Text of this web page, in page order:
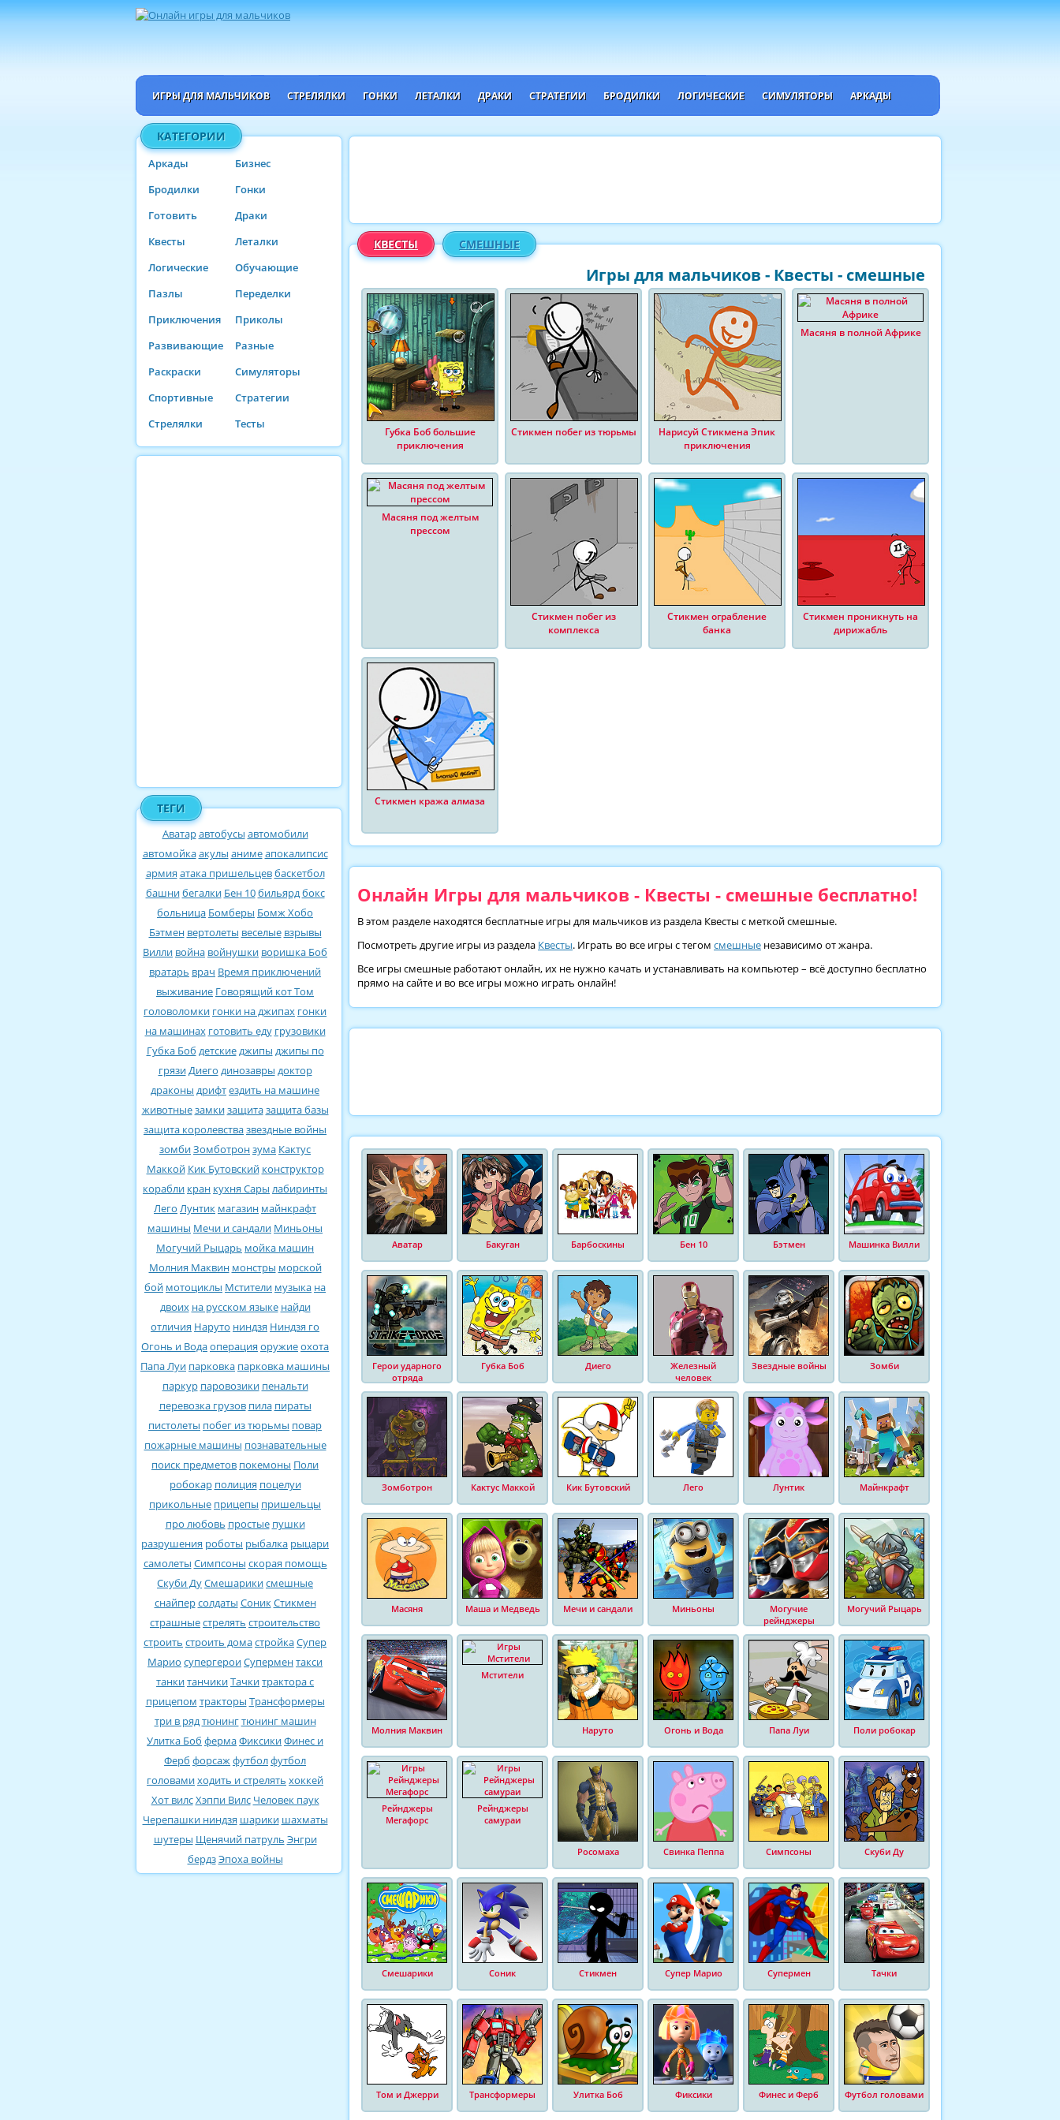
ИГРЫ ДЛЯ МАЛЬЧИКОВ СТРЕЛЯЛКИ ГОНКИ ЛЕТАЛКИ ДРАКИ СТРАТЕГИИ БРОДИЛКИ ЛОГИЧЕСКИЕ СИМУЛЯТОРЫ АРКАДЫ
КАТЕГОРИИ
Аркады
Бизнес
Бродилки
Гонки
Готовить
Драки
Квесты
Леталки
Логические
Обучающие
Пазлы
Переделки
Приключения
Приколы
Развивающие
Разные
Раскраски
Симуляторы
Спортивные
Стратегии
Стрелялки
Тесты
ТЕГИ
Аватаравтобусы автомобили
автомойкаакулы анимеапокалипсис
армия атака пришельцевбаскетбол
башнибегалки Бен 10бильярдбокс
больница Бомберы Бомж Хобо
Бэтмен вертолеты веселые взрывы
Вилли война войнушки воришка Боб
вратарь врач Время приключений
выживание Говорящий кот Том
головоломки гонки на джипах гонки
на машинах готовить еду грузовики
Губка Боб детскиеджипы джипы по
грязиДиего динозавры доктор
драконы дрифтездить на машине
животныезамкизащитазащита базы
защита королевствазвездные войны
зомбиЗомботронзума Кактус
Маккой Кик Бутовский конструктор
корабли кран кухня Сары лабиринты
Лего Лунтик магазин майнкрафт
машины Мечи и сандали Миньоны
Могучий Рыцарь мойка машин
Молния Маквин монстры морской
бой мотоциклы Мстители музыка на
двоих на русском языке найди
отличия Наруто ниндзя Ниндзя го
Огонь и Водаоперация оружиеохота
Папа Луи парковка парковка машины
паркур паровозики пенальти
перевозка грузов пила пираты
пистолеты побег из тюрьмы повар
пожарные машины познавательные
поиск предметов покемоны Поли
робокар полиция поцелуи
прикольные прицепы пришельцы
про любовь простые пушки
разрушения роботы рыбалка рыцари
самолеты Симпсоны скорая помощь
Скуби ДуСмешарикисмешные
снайперсолдаты СоникСтикмен
страшныестрелять строительство
строить строить домастройкаСупер
Марио супергероиСуперментакси
танкитанчикиТачкитрактора с
прицепом тракторы Трансформеры
три в рядтюнингтюнинг машин
Улитка Боб фермаФиксикиФинес и
Ферб форсажфутболфутбол
головамиходить и стрелять хоккей
Хот вилсХэппи Вилс Человек паук
Черепашки ниндзя шарики шахматы
шутеры Щенячий патруль Энгри
бердзЭпоха войны
Игры для мальчиков - Квесты - смешные
КВЕСТЫ СМЕШНЫЕ
Губка Боб большие
приключения
Стикмен побег из тюрьмы
Нарисуй Стикмена Эпик
приключения
Масяня в полной Африке
Масяня под желтым
прессом
Стикмен побег из
комплекса
Стикмен ограбление
банка
Стикмен проникнуть на
дирижабль
Стикмен кража алмаза
Онлайн Игры для мальчиков - Квесты - смешные бесплатно!
В этом разделе находятся бесплатные игры для мальчиков из раздела Квесты с меткой смешные.
Посмотреть другие игры из раздела Квесты. Играть во все игры с тегом смешные независимо от жанра.
Все игры смешные работают онлайн, их не нужно качать и устанавливать на компьютер – всё доступно бесплатно
прямо на сайте и во все игры можно играть онлайн!
Аватар Бакуган Барбоскины Бен 10 Бэтмен Машинка Вилли
Герои ударного
отряда
Губка Боб Диего
Железный
человек
Звездные войны Зомби
Зомботрон Кактус Маккой Кик Бутовский Лего Лунтик Майнкрафт
Масяня Маша и Медведь Мечи и сандали Миньоны
Могучие
рейнджеры
Могучий Рыцарь
Молния Маквин
Мстители
Наруто Огонь и Вода Папа Луи Поли робокар
Рейнджеры
Мегафорс
Рейнджеры
самураи
Росомаха Свинка Пеппа Симпсоны Скуби Ду
Смешарики Соник Стикмен Супер Марио Супермен Тачки
Том и Джерри Трансформеры Улитка Боб Фиксики Финес и Ферб Футбол головами